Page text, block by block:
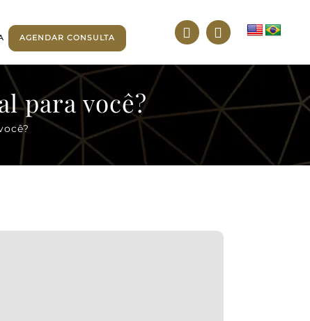
AGENDAR CONSULTA
para você?